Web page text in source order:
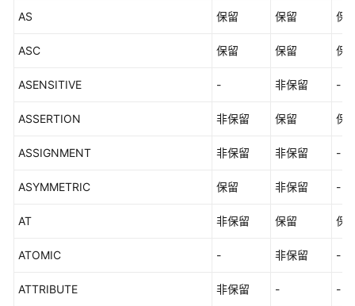
字
数
类
AS 保留 保留 保
ASC 保留 保留 保
ASENSITIVE - 非保留 -
ASSERTION 非保留 保留 保
ASSIGNMENT 非保留 非保留 -
ASYMMETRIC 保留 非保留 -
AT 非保留 保留 保
ATOMIC - 非保留 -
ATTRIBUTE 非保留 - -